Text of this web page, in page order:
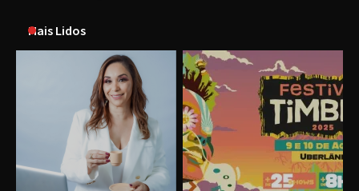
Mais Lidos